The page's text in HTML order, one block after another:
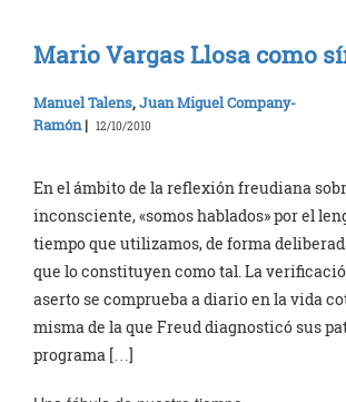
Mario Vargas Llosa como
Manuel Talens,Juan Miguel Company-
Ramón| 12/10/2010
En el ámbito de la reflexión freudiana
inconsciente, «somos hablados» por el
tiempo que utilizamos, de forma
que lo constituyen como tal. La
aserto se comprueba a diario en la vida
misma de la que Freud diagnosticó sus
programa […]